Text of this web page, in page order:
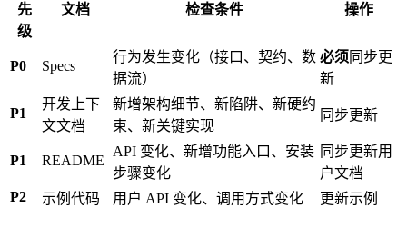
先
级
文档 检查条件 操作
P0 Specs
行为发生变化（接口、契约、数
据流）
必须 同步更
新
P1
开发上下
文文档
新增架构细节、新陷阱、新硬约
束、新关键实现
同步更新
P1 README
API 变化、新增功能入口、安装
步骤变化
同步更新用
户文档
P2
示例代码 用户 API 变化、调用方式变化 更新示例